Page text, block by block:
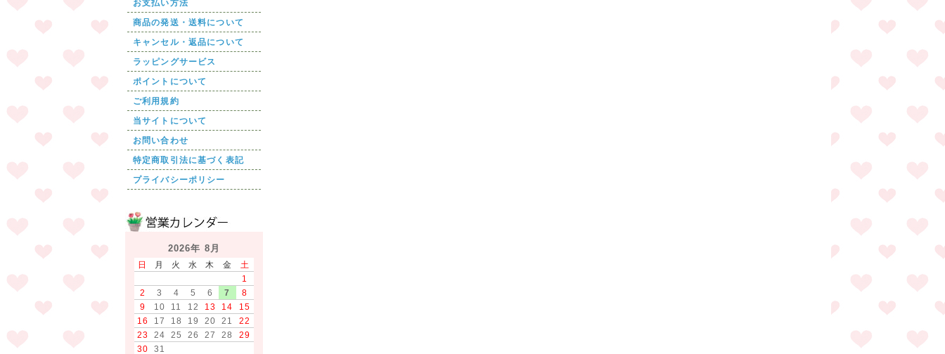
お支払い方法
商品の発送・送料について
キャンセル・返品について
ラッピングサービス
ポイントについて
ご利用規約
当サイトについて
お問い合わせ
特定商取引法に基づく表記
プライバシーポリシー
2026年 8月
日 月 火 水 木 金
土
1
2
3 4 5 6 7
8
9
10 11 12 13 14
15
16
17 18 19 20 21
22
23
24 25 26 27 28
29
30
31